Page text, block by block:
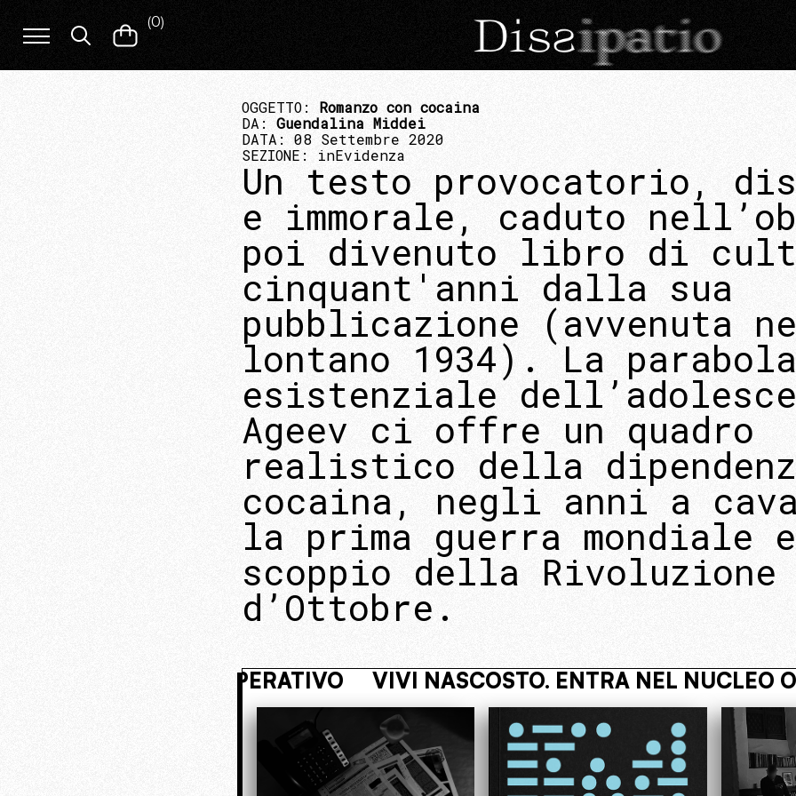
(0)
OGGETTO: Romanzo con cocaina
DA: Guendalina Middei
DATA: 08 Settembre 2020
SEZIONE: inEvidenza
Un testo provocatorio,
e immorale, caduto
poi divenuto libro di
cinquant'anni dalla sua
pubblicazione (avvenuta
lontano 1934). La parabola
esistenziale
Ageev ci offre un quadro
realistico della
cocaina, negli anni a
la prima guerra mondiale
scoppio della Rivoluzione
d’Ottobre.
NASCOSTO. ENTRA NEL NUCLEO OPERATIVO VIVI NASCOSTO. ENTRA